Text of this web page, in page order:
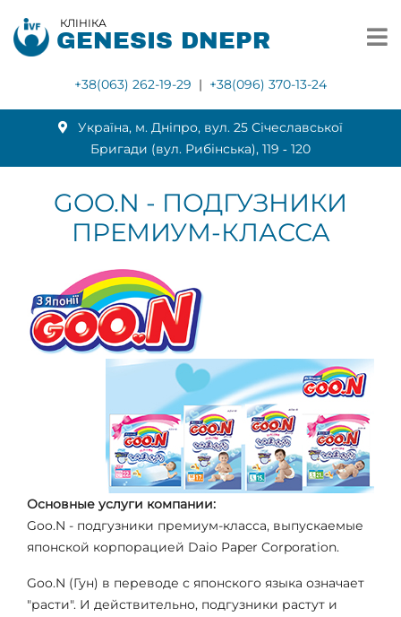
КЛІНІКА
GENESIS DNEPR
+38(063) 262-19-29 | +38(096) 370-13-24
Українa, м. Дніпро, вул. 25 Січеславської
Бригади (вул. Рибінська), 119 ‑ 120
GOO.N - ПОДГУЗНИКИ
ПРЕМИУМ-КЛАССА
Основные услуги компании:
Goo.N - подгузники премиум-класса, выпускаемые
японской корпорацией Daio Paper Corporation.
Goo.N (Гун) в переводе с японского языка означает
"расти". И действительно, подгузники растут и